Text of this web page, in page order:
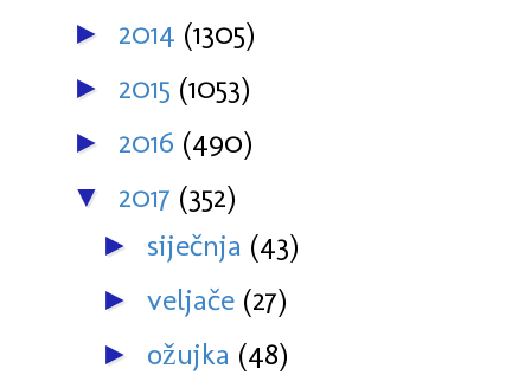
► 2014 (1305)
► 2015 (1053)
► 2016 (490)
▼ 2017 (352)
► siječnja (43)
► veljače (27)
► ožujka (48)